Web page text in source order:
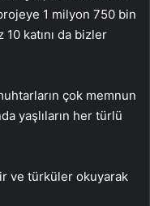
1 milyon 750 bin
katını da bizler
çok memnun
yaşlıların her türlü
ve türküler okuyarak